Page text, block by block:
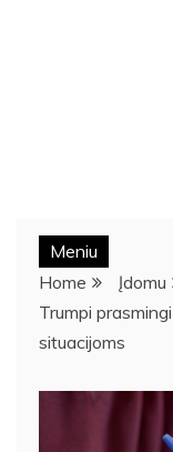
Meniu
Home
Įdomu
Trumpi
situacijoms